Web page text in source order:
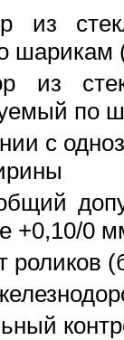
из
шарикам
из
по
с
+0,10/0